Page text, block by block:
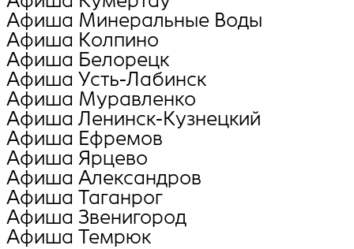
Афиша Минеральные Воды
Афиша Колпино
Афиша Белорецк
Афиша Усть-Лабинск
Афиша Муравленко
Афиша Ленинск-Кузнецкий
Афиша Ефремов
Афиша Ярцево
Афиша Александров
Афиша Таганрог
Афиша Звенигород
Афиша Темрюк